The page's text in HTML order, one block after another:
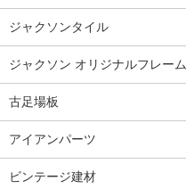
ジャクソンタイル
ジャクソン オリジナルフレーム
古足場板
アイアンパーツ
ビンテージ建材